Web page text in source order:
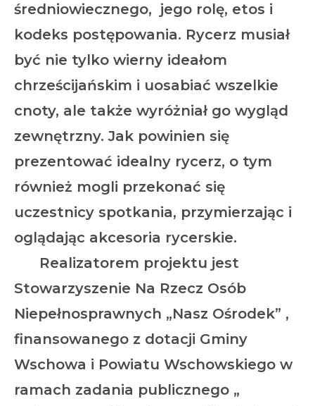
średniowiecznego, jego rolę, etos i
kodeks postępowania. Rycerz musiał
być nie tylko wierny ideałom
chrześcijańskim i uosabiać wszelkie
cnoty, ale także wyróżniał go wygląd
zewnętrzny. Jak powinien się
prezentować idealny rycerz, o tym
również mogli przekonać się
uczestnicy spotkania, przymierzając i
oglądając akcesoria rycerskie.
Realizatorem projektu jest
Stowarzyszenie Na Rzecz Osób
Niepełnosprawnych „Nasz Ośrodek” ,
finansowanego z dotacji Gminy
Wschowa i Powiatu Wschowskiego w
ramach zadania publicznego „